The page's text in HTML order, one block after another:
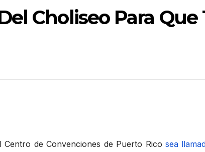
Choliseo Para
de Convenciones de Puerto Rico sea